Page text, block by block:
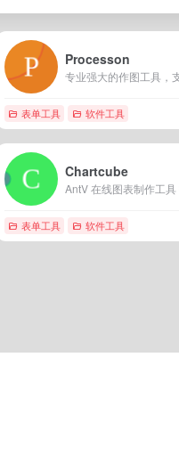
Processon
表单工具 软件工具
Chartcube
表单工具 软件工具